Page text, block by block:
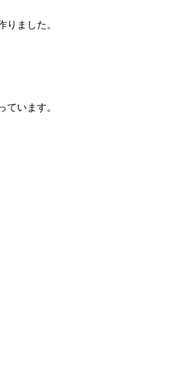
りました。
ています。